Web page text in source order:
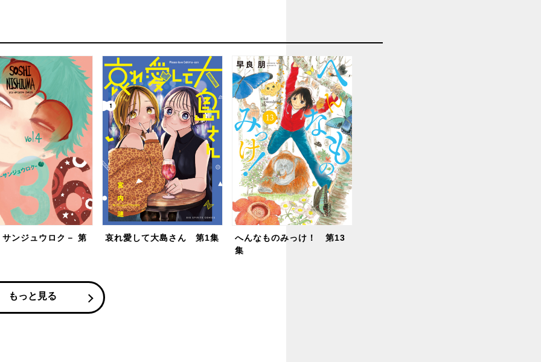
サンジュウロク－ 第 哀れ愛して大島さん 第1集
へんなものみっけ！ 第13
集
もっと見る